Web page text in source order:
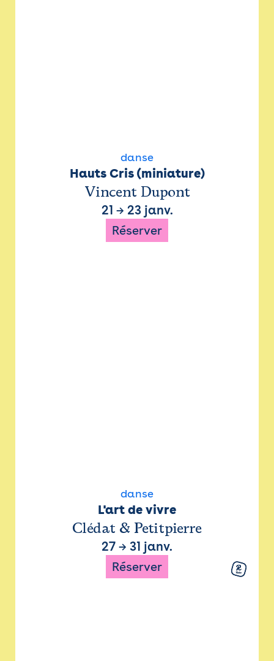
danse
Hauts Cris (miniature)
Vincent Dupont
21 → 23 janv.
Réserver
danse
L'art de vivre
Clédat & Petitpierre
27 → 31 janv.
Réserver